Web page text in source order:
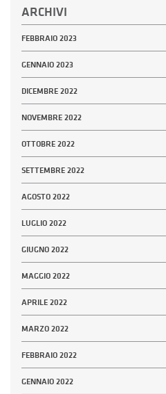
ARCHIVI
FEBBRAIO 2023
GENNAIO 2023
DICEMBRE 2022
NOVEMBRE 2022
OTTOBRE 2022
SETTEMBRE 2022
AGOSTO 2022
LUGLIO 2022
GIUGNO 2022
MAGGIO 2022
APRILE 2022
MARZO 2022
FEBBRAIO 2022
GENNAIO 2022